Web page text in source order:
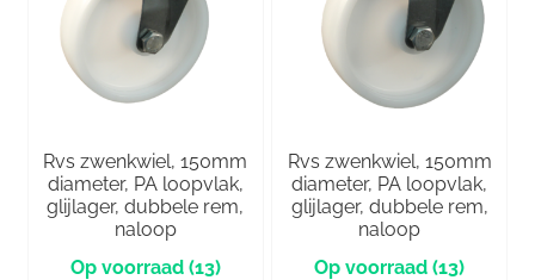
Rvs zwenkwiel, 150mm
diameter, PA loopvlak,
glijlager, dubbele rem,
naloop
(13)
Rvs zwenkwiel, 150mm
diameter, PA loopvlak,
glijlager, dubbele rem,
naloop
(13)